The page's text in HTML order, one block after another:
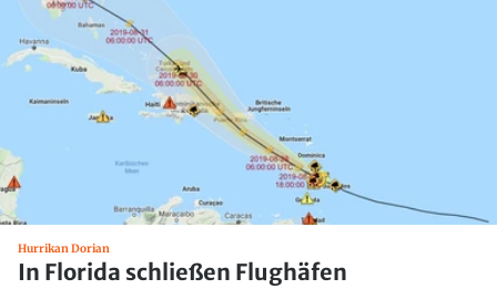
Hurrikan Dorian
In Florida schließen Flughäfen